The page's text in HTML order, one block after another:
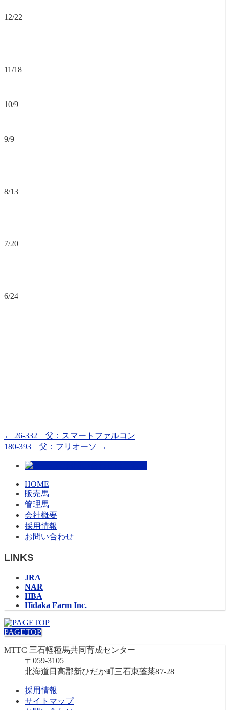
12/22
11/18
10/9
9/9
8/13
7/20
6/24
← 26-332 父：スマートファルコン
180-393 父：フリオーソ →
HOME
販売馬
管理馬
会社概要
採用情報
お問い合わせ
LINKS
JRA
NAR
HBA
Hidaka Farm Inc.
PAGETOP
MTTC 三石軽種馬共同育成センター
〒059-3105
北海道日高郡新ひだか町三石東蓬莱87-28
採用情報
サイトマップ